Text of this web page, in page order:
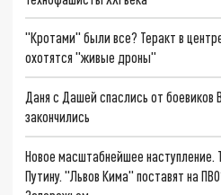
"Кротами" были все? Теракт в
охотятся "живые дроны"
Даня с Дашей спаслись от
закончились
Новое масштабнейшее наступление.
Путину. "Львов Кима" поставят на